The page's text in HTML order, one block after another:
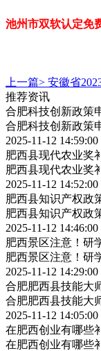
池州市双软认定免
上一篇> 安徽省
推荐资讯
合肥科技创新政策
合肥科技创新政策
2025-11-12 14:59:00
肥西县现代农业奖
肥西县现代农业奖
2025-11-12 14:52:00
肥西县知识产权政
肥西县知识产权政
2025-11-12 14:46:00
肥西景区注意！研
肥西景区注意！研
2025-11-12 14:29:00
合肥肥西县技能大
合肥肥西县技能大
2025-11-12 14:05:00
在肥西创业有哪些
在肥西创业有哪些